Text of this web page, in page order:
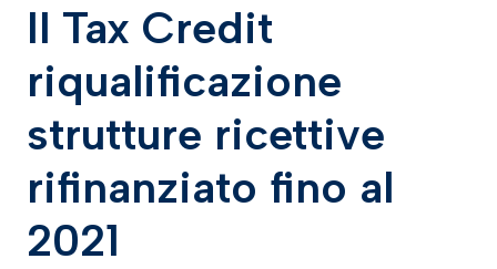
Il Tax Credit
riqualificazione
strutture ricettive
rifinanziato fino al
2021